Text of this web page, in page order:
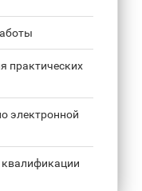
практических
электронной